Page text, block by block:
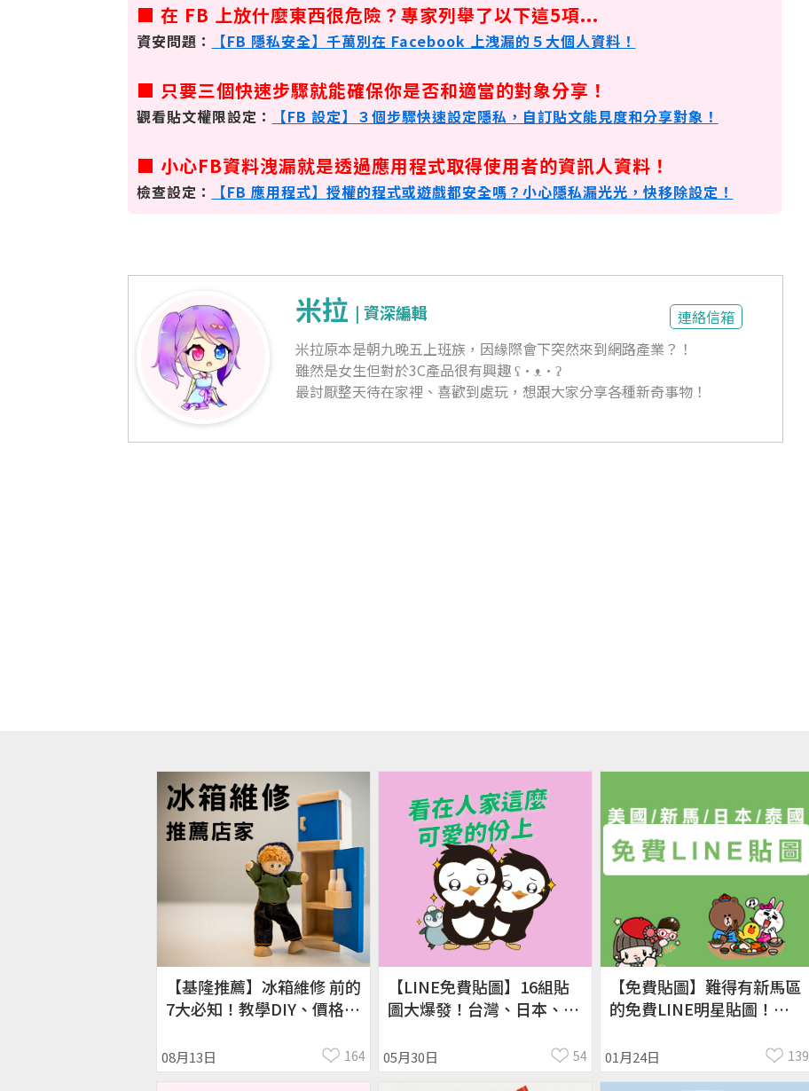
■ 在 FB 上放什麼東西很危險？專家列舉了以下這5項...
資安問題： 【FB 隱私安全】千萬別在 Facebook 上洩漏的５大個人資料！
■ 只要三個快速步驟就能確保你是否和適當的對象分享！
觀看貼文權限設定： 【FB 設定】３個步驟快速設定隱私，自訂貼文能見度和分享對象！
■ 小心FB資料洩漏就是透過應用程式取得使用者的資訊人資料！
檢查設定： 【FB 應用程式】授權的程式或遊戲都安全嗎？小心隱私漏光光，快移除設定！
米拉 | 資深編輯
連絡信箱
米拉原本是朝九晚五上班族，因緣際會下突然來到網路產業？！
雖然是女生但對於3C產品很有興趣 ʕ•ᴥ•ʔ
最討厭整天待在家裡、喜歡到處玩，想跟大家分享各種新奇事物！
【基隆推薦】冰箱維修 前的
7大必知！教學DIY、價格、
08月13日 164
【LINE免費貼圖】16組貼
圖大爆發！台灣、日本、泰
加好友、綁門號／
2023/05/30
05月30日 54
【免費貼圖】難得有新馬區
的免費LINE明星貼圖！台
／openVPN跨區、加好
友、綁門號／2017/1/24
01月24日 139